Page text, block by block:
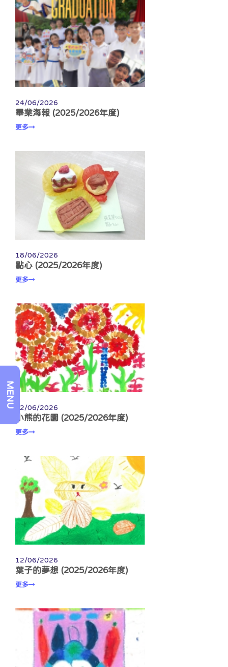
MENU
24/06/2026
畢業海報 (2025/2026年度)
更多
18/06/2026
點心 (2025/2026年度)
更多
12/06/2026
小熊的花園 (2025/2026年度)
更多
12/06/2026
葉子的夢想 (2025/2026年度)
更多